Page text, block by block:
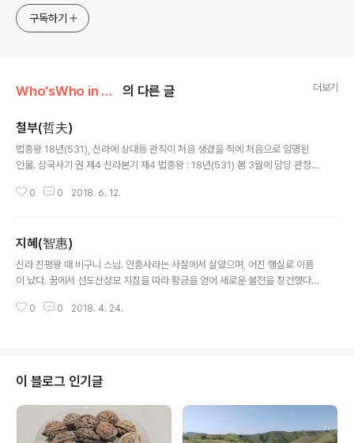
approach will be to resist any common sense or
generalized viewpoint
구독하기
Who'sWho in Ancient Korea 의 다른 글 더보기
철부(哲夫)
법흥왕 18년(531), 신라에 상대등 관직이 처음 생겼을 적에 처음으로 임명된
인물. 삼국사기 권 제4 신라본기 제4 법흥왕 : 18년(531) 봄 3월에 담당 관청
大等)으로 삼아 나라의 일을 총괄하게 하였다. 상대등의 관직은 이때 처음 생겼
0 0 2018. 6. 12.
지혜(智惠)
신라 진평왕 때 비구니 스님. 안흥사라는 사찰에서 살았으며, 어진 행실로 이름
이 났다. 꿈에서 선도산성모 지침을 따라 황금을 얻어 새로운 불전을 창건했다.
진평왕(眞平王) 때 지혜(智惠)라는 비구니(比丘尼)가 있어 어진 행실이 많았
리하려 하는 것을 기쁘게 생각하여 금 10근을 주어 돕고자 한다. 내가 있는 자리
밑에서 금을 꺼내서 주존(主尊) 삼상(三像)을 장식하고 벽 위에는 오삼불(五
三佛) 육류성중..
0 0 2018. 4. 24.
이 블로그 인기글